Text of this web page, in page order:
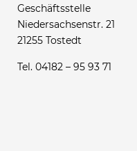
Geschäftsstelle
Niedersachsenstr. 21
21255 Tostedt
Tel. 04182 – 95 93 71